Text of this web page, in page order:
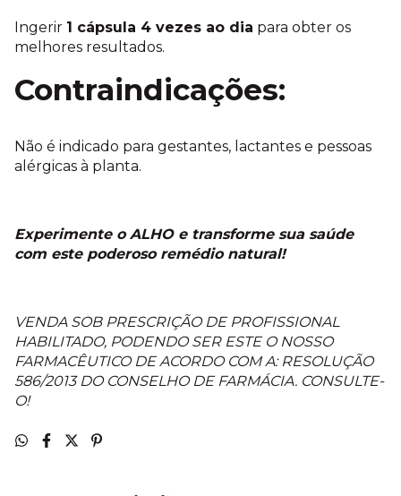
Ingerir 1 cápsula 4 vezes ao dia para obter os
melhores resultados.
Contraindicações:
Não é indicado para gestantes, lactantes e pessoas
alérgicas à planta.
Experimente o ALHO e transforme sua saúde
com este poderoso remédio natural!
VENDA SOB PRESCRIÇÃO DE PROFISSIONAL
HABILITADO, PODENDO SER ESTE O NOSSO
FARMACÊUTICO DE ACORDO COM A: RESOLUÇÃO
586/2013 DO CONSELHO DE FARMÁCIA. CONSULTE-
O!